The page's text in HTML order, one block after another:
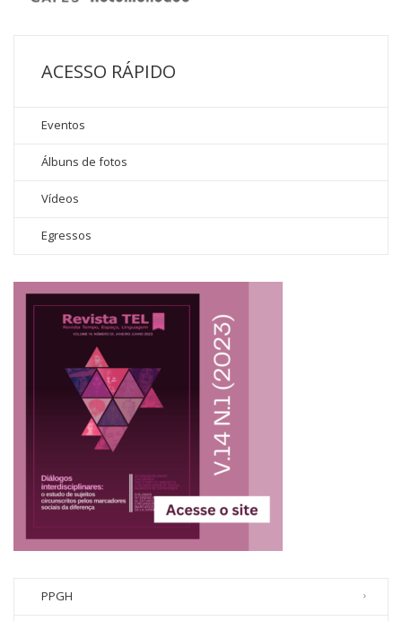
ACESSO RÁPIDO
Eventos
Álbuns de fotos
Vídeos
Egressos
PPGH